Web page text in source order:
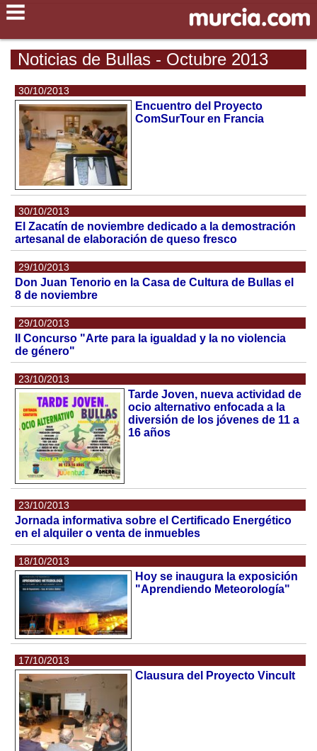
Noticias de Bullas - Octubre 2013
30/10/2013
Encuentro del Proyecto
ComSurTour en Francia
30/10/2013
El Zacatín de noviembre dedicado a la demostración
artesanal de elaboración de queso fresco
29/10/2013
Don Juan Tenorio en la Casa de Cultura de Bullas el
8 de noviembre
29/10/2013
II Concurso "Arte para la igualdad y la no violencia
de género"
23/10/2013
Tarde Joven, nueva actividad de
ocio alternativo enfocada a la
diversión de los jóvenes de 11 a
16 años
23/10/2013
Jornada informativa sobre el Certificado Energético
en el alquiler o venta de inmuebles
18/10/2013
Hoy se inaugura la exposición
"Aprendiendo Meteorología"
17/10/2013
Clausura del Proyecto Vincult